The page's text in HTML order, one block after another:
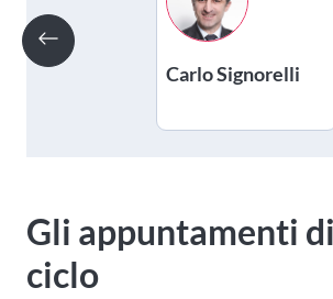
Carlo Signorelli
Gli appuntamenti
ciclo